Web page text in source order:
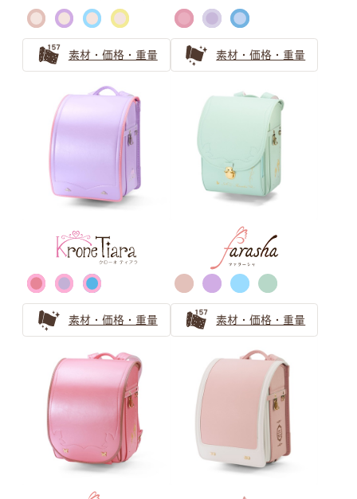
ピンク ランドセルの選び方
【2026年度ご入学向け】ピンクのランドセルは女の子に
人気
可愛さ華やぐローズピンクのランドセル！お子さまに一番
似合うピンク色を選ぶ方法も紹介
安らぎと上品さ 「ピンクベージュ」ランドセルの選び方
サックス（水色） ランドセルの
選び方
【水色ランドセル】萬勇鞄の誇る唯一無二の青系製品ライ
ンナップを一覧紹介！
水色のランドセルの選び方！人気上昇中のカラーを紹介
水色のランドセルは可愛らしい女の子に人気！
ブルー・ネイビー ランドセルの
選び方
青系（ブルー、水色）のランドセル
素材・価格・重量 素材・価格・重量
素材・価格・重量 素材・価格・重量